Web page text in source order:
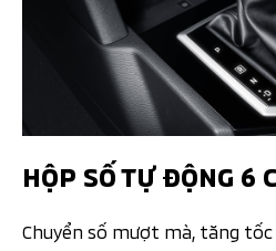
HỘP SỐ TỰ ĐỘNG 6
Chuyển số mượt mà, tăng tốc